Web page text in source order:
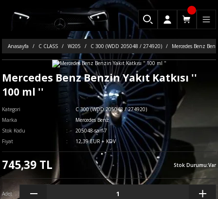
Anasayfa C CLASS W205 C 300 (WDD 205048 / 274920) Mercedes Benz
Mercedes Benz Benzin Yakıt Katkısı ''
100 ml ''
Kategori
C 300 (WDD 205048 / 274920)
Marka
Mercedes Benz
Stok Kodu
205048-sarf-7
Fiyat
12,39 EUR + KDV
745,39 TL Stok Durumu:Var
Adet